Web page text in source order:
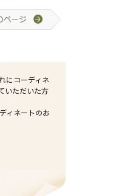
にコーディネ
いただいた方
ィネートのお